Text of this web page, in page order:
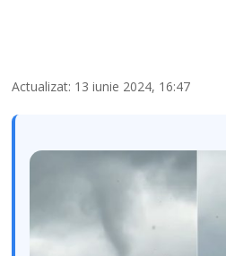
Actualizat: 13 iunie 2024, 16:47